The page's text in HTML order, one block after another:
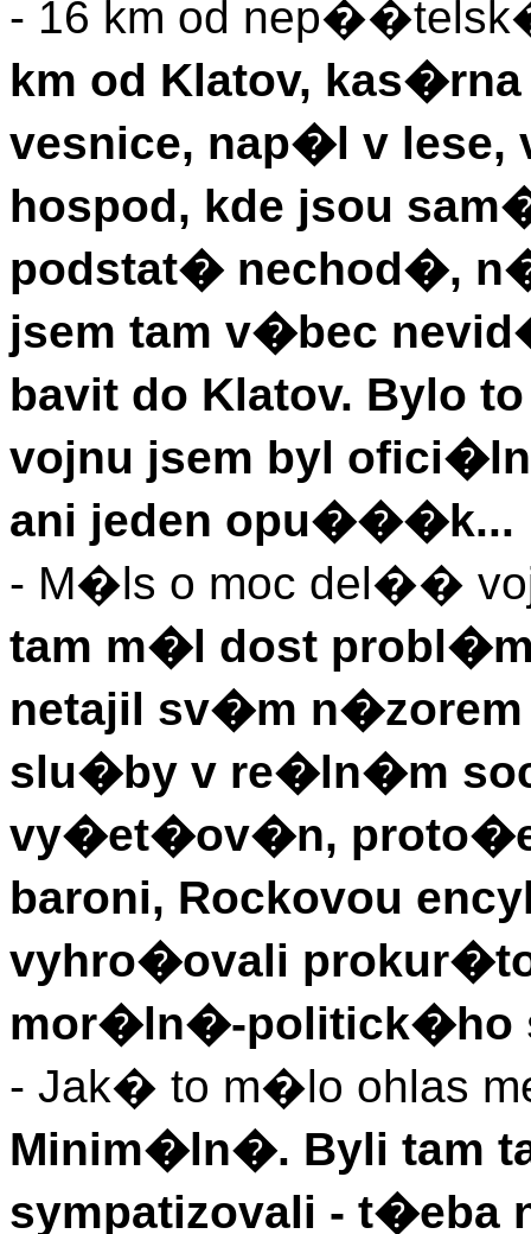
- 16 km od
km od Klatov,
vesnice, nap�l v lese,
hospod, kde jsou
podstat� nechod�,
jsem tam v�bec
bavit do Klatov. Bylo
vojnu jsem byl
ani jeden opu���k...
- M�ls o moc del��
tam m�l dost
netajil sv�m
slu�by v re�ln�m
vy�et�ov�n,
baroni, Rockovou
vyhro�ovali
mor�ln�-politick�ho
- Jak� to m�lo ohlas
Minim�ln�. Byli tam
sympatizovali - t�eba